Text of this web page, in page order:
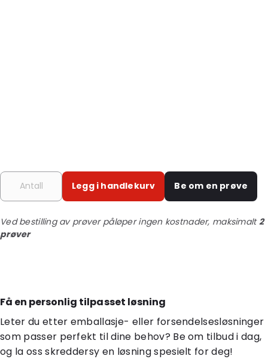
Legg i handlekurv Be om en prøve
Ved bestilling av prøver påløper ingen kostnader, maksimalt2
prøver
Få en personlig tilpasset løsning
Leter du etter emballasje- eller forsendelsesløsninger
som passer perfekt til dine behov? Be om tilbud i dag,
og la oss skreddersy en løsning spesielt for deg!